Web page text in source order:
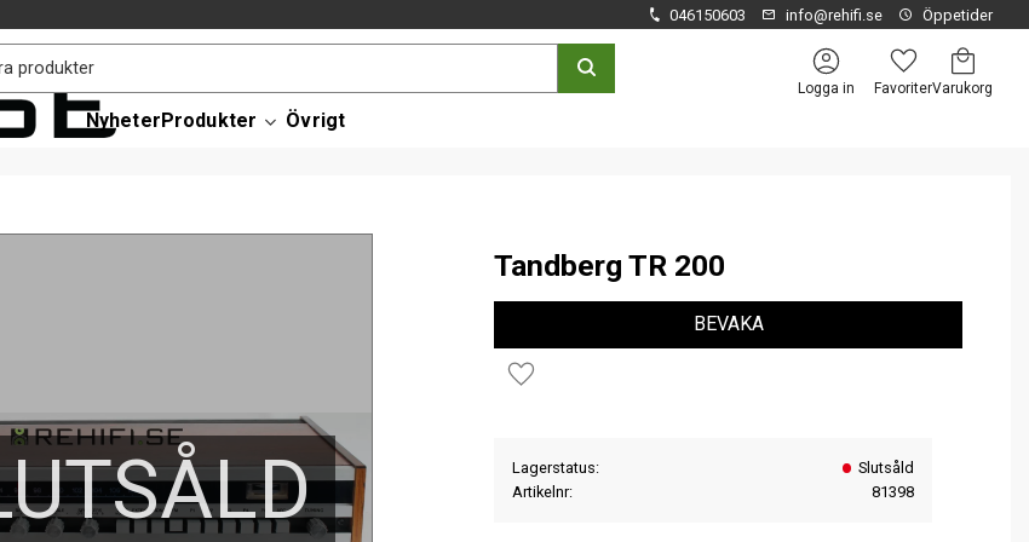
046150603 info@rehifi.se Öppetider
Logga in
Favoriter
Kundvagn
NyheterProdukter Övrigt
Tandberg TR 200
Lägg till i favoriter
BEVAKA
Lagerstatus
Slutsåld
Artikelnr
81398